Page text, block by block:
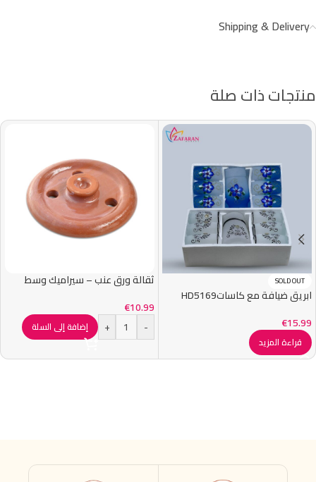
Shipping & Delivery
منتجات ذات صلة
SOLD OUT
ابريق ضيافة مع كاساتHD5169
€15.99
قراءة المزيد
ثقالة ورق عنب – سيراميك وسط
€10.99
-
+ إضافة إلى السلة